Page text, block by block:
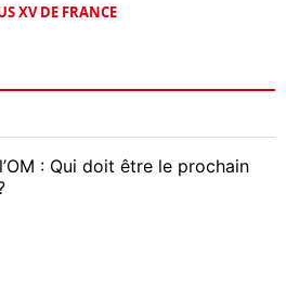
XV DE FRANCE
: Qui doit être le prochain